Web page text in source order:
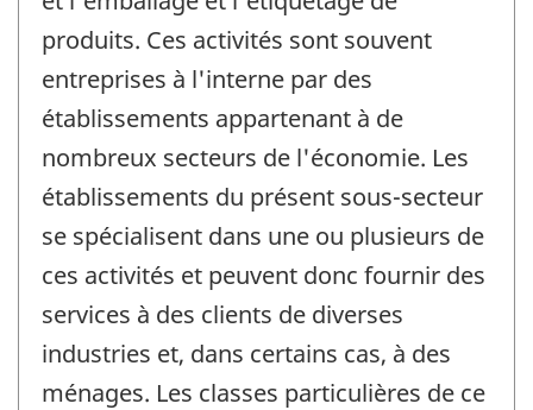
produits. Ces activités sont souvent
entreprises à l'interne par des
établissements appartenant à de
nombreux secteurs de l'économie. Les
établissements du présent sous-secteur
se spécialisent dans une ou plusieurs de
ces activités et peuvent donc fournir des
services à des clients de diverses
industries et, dans certains cas, à des
ménages. Les classes particulières de ce